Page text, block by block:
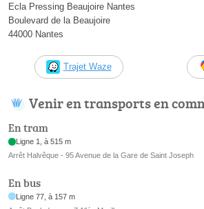
Ecla Pressing Beaujoire Nantes
Boulevard de la Beaujoire
44000 Nantes
Trajet Waze
Venir en transports en
En tram
Ligne 1, à 515 m
Arrêt Halvêque - 95 Avenue de la Gare de Saint Joseph
En bus
Ligne 77, à 157 m